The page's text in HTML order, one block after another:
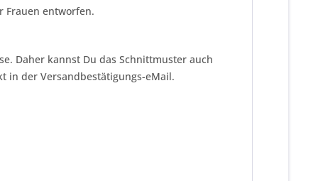
Frauen entworfen.
Daher kannst Du das Schnittmuster auch
in der Versandbestätigungs-eMail.